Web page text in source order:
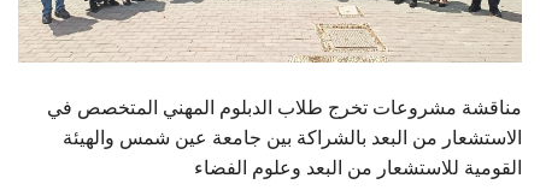
سجل الان
مناقشة مشروعات تخرج طلاب الدبلوم المهني المتخصص في
الاستشعار من البعد بالشراكة بين جامعة عين شمس والهيئة
القومية للاستشعار من البعد وعلوم الفضاء